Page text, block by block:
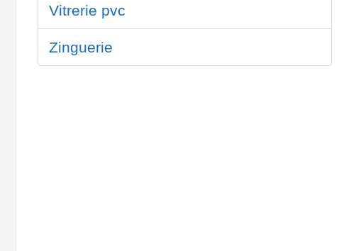
Vitrerie pvc
Zinguerie